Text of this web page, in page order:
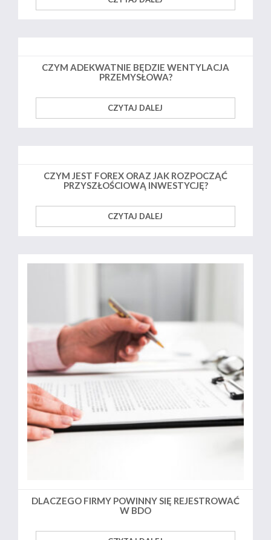
CZYM ADEKWATNIE BĘDZIE WENTYLACJA
PRZEMYSŁOWA?
CZYTAJ DALEJ
CZYM JEST FOREX ORAZ JAK ROZPOCZĄĆ
PRZYSZŁOŚCIOWĄ INWESTYCJĘ?
CZYTAJ DALEJ
DLACZEGO FIRMY POWINNY SIĘ REJESTROWAĆ
W BDO